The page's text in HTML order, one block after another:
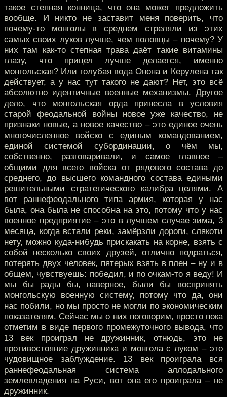
такое степная конница, что она может предложить
вообще. И никто не заставит меня поверить, что
почему-то монголы в среднем стреляли из этих
самых своих луков лучше, чем половцы – почему? У
них там как-то степная трава даёт такие витамины
глазу, что прицел лучше делается, именно
монгольская? Или голубая вода Онона и Керулена так
действует, а у нас тут такого не дают? Нет, это всё
абсолютно идентичные военные механизмы. Другое
дело, что монгольская орда принесла в условия
старой феодальной войны новое уже качество, не
признаки новые, а новое качество – это единое очень
многочисленное войско с единым командованием,
единой системой субординации, о чём мы,
собственно, разговаривали, и самое главное –
общими для всего войска от рядового состава до
среднего, до высшего командного состава едиными
решительными стратегического калибра целями. А
вот раннефеодального типа армия, которая у нас
была, она была не способна на это, потому что у нас
военное предприятие – это в лучшем случае зима, 3
месяца, когда встали реки, замёрзли дороги, слякоти
нету, можно куда-нибудь прискакать на корне, взять с
собой несколько своих друзей, отлично подраться,
потерять двух человек, пятерых взять в плен – ну и в
общем, чувствуешь: победил, и по очкам-то я веду! И
мы бы рады бы, наверное, были бы воспринять
монгольскую военную систему, потому что да, они
нас побили, но мы просто не могли по экономическим
показателям. Сейчас мы о них поговорим, просто пока
отметим в виде первого промежуточного вывода, что
13 век проиграл не дружинник, отнюдь, это не
противостояние дружинника и монгола с луком – это
чудовищное заблуждение. 13 век проиграла вся
раннефеодальная система аллодального
землевладения на Руси, вот она его проиграла – не
дружинник.